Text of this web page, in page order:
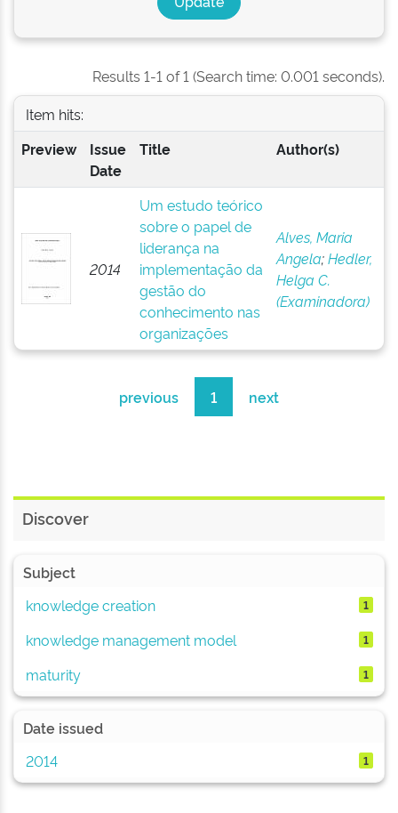
Results 1-1 of 1 (Search time: 0.001 seconds).
Item hits:
Preview
Issue
Date
Title Author(s)
2014
Um estudo teórico
sobre o papel de
liderança na
implementação da
gestão do
conhecimento nas
organizações
Alves, Maria
Angela;Hedler,
Helga C.
(Examinadora)
previous 1 next
Discover
Subject
knowledge creation
1
knowledge management model 1
maturity 1
Date issued
2014
1